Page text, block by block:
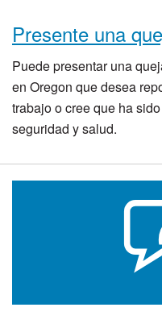
Presente una
Puede presentar una
en Oregon que desea
trabajo o cree que ha
seguridad y salud.